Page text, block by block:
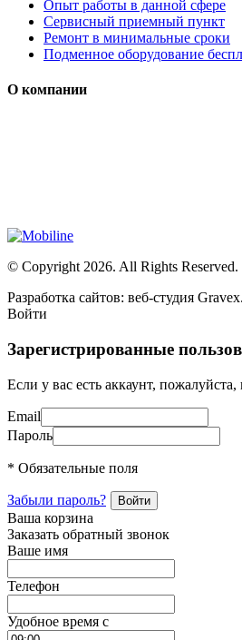
Опыт работы в данной сфере
Сервисный приемный пункт
Ремонт в минимальные сроки
Подменное оборудование
О компании
© Copyright 2026. All Rights Reserved.
Разработка сайтов: веб-студия
Войти
Зарегистрированные
Если у вас есть аккаунт, пожалуйста,
Email
Пароль
* Обязательные поля
Забыли пароль?
Ваша корзина
Заказать обратный звонок
Ваше имя
Телефон
Удобное время c